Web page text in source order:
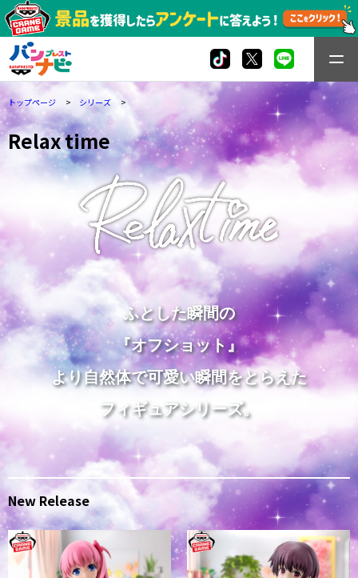
トップページ シリーズ
Relax time
ふとした瞬間の
『オフショット』
より自然体で可愛い瞬間をとらえた
フィギュアシリーズ。
New Release